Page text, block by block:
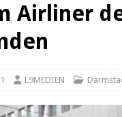
[ 4. Juni 2025 ]
[ 4. Juni 2025 ]
[ 5. Mai 2025 ] Die
Öffnungszeiten des
Airliner
L9MEDIEN